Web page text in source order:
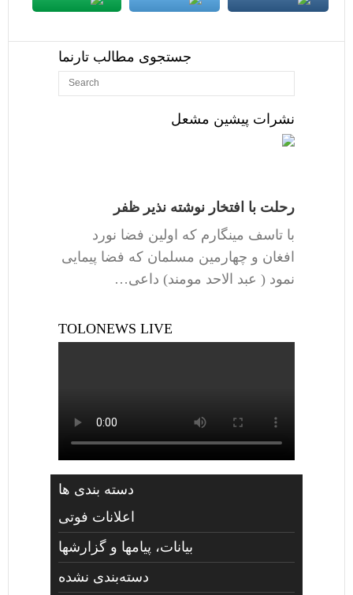
جستجوی مطالب تارنما
نشرات پیشین مشعل
رحلت با افتخار نوشته نذیر ظفر
با تاسف مینگارم که اولین فضا نورد
افغان و چهارمین مسلمان که فضا پیمایی
نمود ( عبد الاحد مومند) داعی…
TOLONEWS LIVE
دسته بندی ها
اعلانات فوتی
بیانات، پیامها و گزارشها
دسته‌بندی نشده